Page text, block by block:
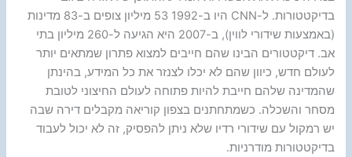
בדיקטטורות. ל-CNN היו ב-1992 53 מיליון צופים ב-83 מדינות
(באמצעות שידורי לווין), ב-2007 היא הגיעה ל-260 מיליון בתי
אב. דיקטטורים הבינו שהם חייבים למצוא פתרון שמתאים יותר
לעולם חדש, כיוון שהם לא יכלו לצנזר את כל המידע, בהינתן
שהמדינה שלהם חייבת להיות פתוחה לעולם החיצוני לטובת
מסחר והשכלה. כשמתחתנים בצפון קוריאה מקבלים דירה שבה
יש רמקול עם שידורי רדיו שלא ניתן להפסיק, זה לא יכול לעבוד
בדיקטטורות מודרניות.